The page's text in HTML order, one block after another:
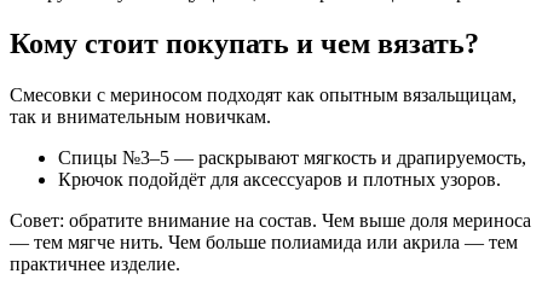
Кому стоит покупать и чем вязать?
Смесовки с мериносом подходят как опытным вязальщицам,
так и внимательным новичкам.
Спицы №3–5 — раскрывают мягкость и драпируемость,
Крючок подойдёт для аксессуаров и плотных узоров.
Совет: обратите внимание на состав. Чем выше доля мериноса
— тем мягче нить. Чем больше полиамида или акрила — тем
практичнее изделие.